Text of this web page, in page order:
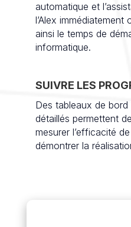
automatique et
l’Alex
ainsi le temps de
informatique.
SUIVRE LES
Des tableaux de
détaillés permettent
mesurer l’efficacité
démontrer la